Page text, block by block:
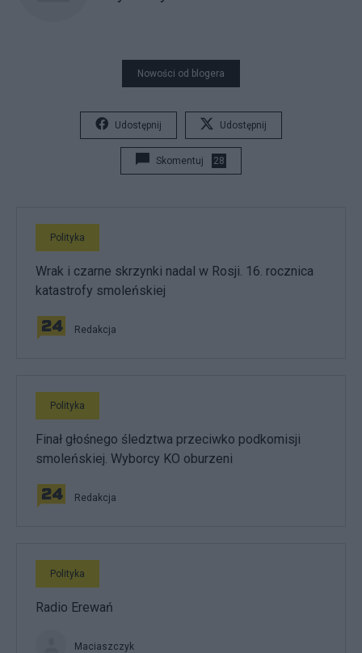
Nowości od blogera
Udostępnij Udostępnij
Skomentuj 28
Polityka
Wrak i czarne skrzynki nadal w Rosji. 16. rocznica
katastrofy smoleńskiej
Redakcja
Polityka
Finał głośnego śledztwa przeciwko podkomisji
smoleńskiej. Wyborcy KO oburzeni
Redakcja
Polityka
Radio Erewań
Maciaszczyk